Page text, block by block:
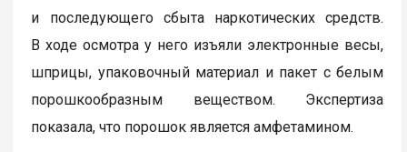
и последующего сбыта наркотических средств.
В ходе осмотра у него изъяли электронные весы,
шприцы, упаковочный материал и пакет с белым
порошкообразным веществом. Экспертиза
показала, что порошок является амфетамином.